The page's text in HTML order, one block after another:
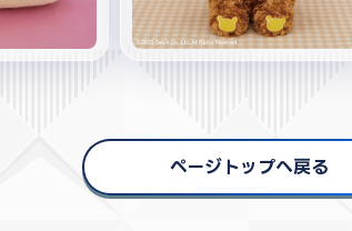
ページトップへ戻る